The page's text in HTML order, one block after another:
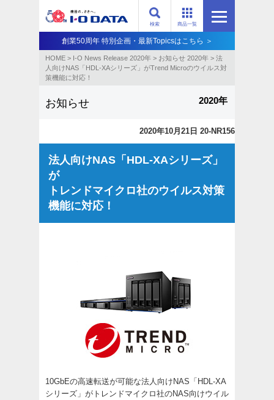
商品一覧
検索
創業50周年 特別企画・最新Topicsはこちら ＞
HOME > I-O News Release 2020年 > お知らせ 2020年 > 法
人向けNAS「HDL-XAシリーズ」がTrend Microのウイルス対
策機能に対応！
お知らせ 2020年
2020年10月21日 20-NR156
法人向けNAS「HDL-XAシリーズ」
が
トレンドマイクロ社のウイルス対策
機能に対応！
10GbEの高速転送が可能な法人向けNAS「HDL-XA
シリーズ」がトレンドマイクロ社のNAS向けウイル